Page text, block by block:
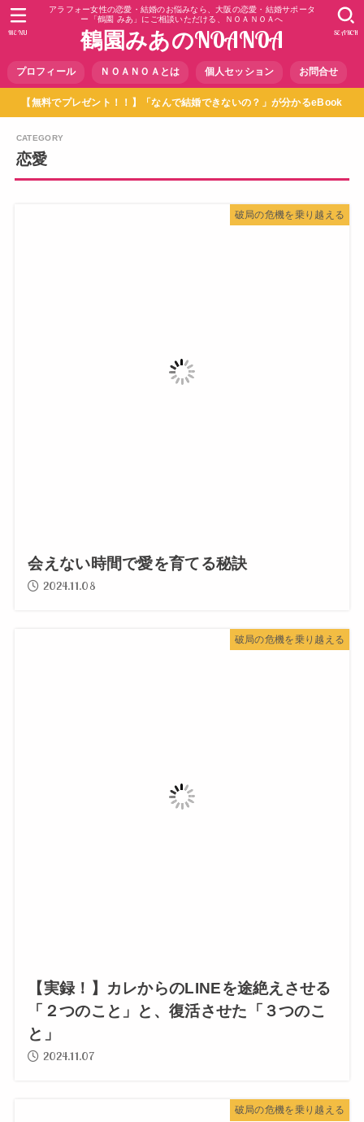
アラフォー女性の恋愛・結婚のお悩みなら、大阪の恋愛・結婚サポータ
ー「鶴園 みあ」にご相談いただける、ＮＯＡＮＯＡへ
鶴園みあのNOANOA
プロフィール ＮＯＡＮＯＡとは 個人セッション お問合せ
SEARCH
MENU
【無料でプレゼント！！】「なんで結婚できないの？」が分かるeBook
恋愛
破局の危機を乗り越える
会えない時間で愛を育てる秘訣
2024.11.08
破局の危機を乗り越える
【実録！】カレからのLINEを途絶えさせる
「２つのこと」と、復活させた「３つのこ
と」
2024.11.07
破局の危機を乗り越える